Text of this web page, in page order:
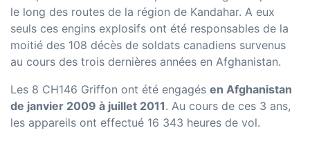
le long des routes de la région de Kandahar. A eux
seuls ces engins explosifs ont été responsables de la
moitié des 108 décès de soldats canadiens survenus
au cours des trois dernières années en Afghanistan.
Les 8 CH146 Griffon ont été engagés en Afghanistan
de janvier 2009 à juillet 2011. Au cours de ces 3 ans,
les appareils ont effectué 16 343 heures de vol.